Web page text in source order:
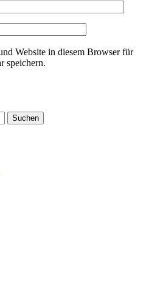
Website in diesem Browser für
speichern.